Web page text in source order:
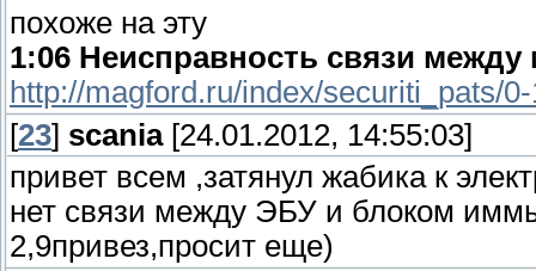
похоже на эту
1:06 Неисправность связи между
http://magford.ru/index/securiti_pats/
[23] scania[24.01.2012, 14:55:03]
привет всем ,затянул жабика к
нет связи между ЭБУ и блоком
2,9привез,просит еще)